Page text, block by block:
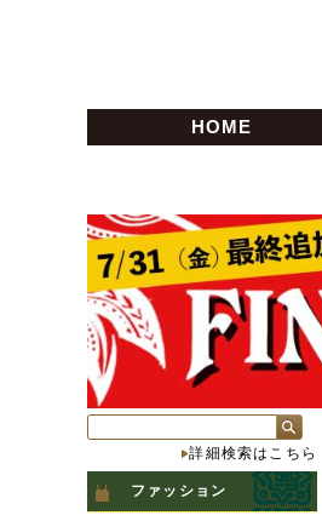
HOME
詳細検索はこちら
ファッション